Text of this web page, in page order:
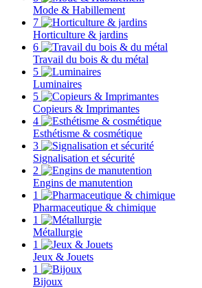
Mode & Habillement
7
Horticulture & jardins
6
Travail du bois & du métal
5
Luminaires
5
Copieurs & Imprimantes
4
Esthétisme & cosmétique
3
Signalisation et sécurité
2
Engins de manutention
1
Pharmaceutique & chimique
1
Métallurgie
1
Jeux & Jouets
1
Bijoux